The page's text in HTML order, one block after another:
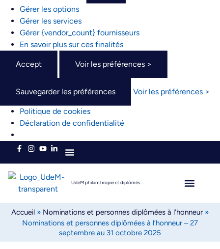
Gérer les options
Gérer les services
Gérer {vendor_count} fournisseurs
En savoir plus sur ces finalités
Accept Voir les préférences >
Sauvegarder les préférences Voir les préférences >
Politique de cookies
Déclaration de confidentialité
UdeM philanthropie et diplômés
Accueil » Nominations et personnes diplômées à l’honneur »
Nominations et personnes diplômées à l’honneur – 27
septembre au 31 octobre 2025